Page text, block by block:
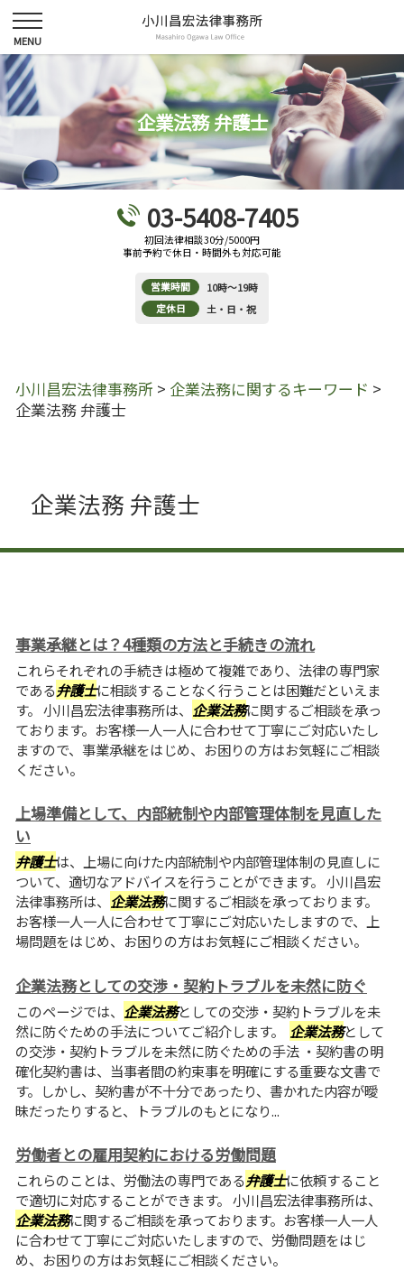
企業法務 弁護士
03-5408-7405
初回法律相談30分/5000円
事前予約で休日・時間外も対応可能
営業時間
10時～19時
定休日
土・日・祝
小川昌宏法律事務所 > 企業法務に関するキーワード >
企業法務 弁護士
企業法務 弁護士
事業承継とは？4種類の方法と手続きの流れ
これらそれぞれの手続きは極めて複雑であり、法律の専門家
である弁護士に相談することなく行うことは困難だといえま
す。 小川昌宏法律事務所は、 企業法務に関するご相談を承っ
ております。お客様一人一人に合わせて丁寧にご対応いたし
ますので、事業承継をはじめ、お困りの方はお気軽にご相談
ください。
上場準備として、内部統制や内部管理体制を見直した
い
弁護士は、上場に向けた内部統制や内部管理体制の見直しに
ついて、適切なアドバイスを行うことができます。 小川昌宏
法律事務所は、 企業法務に関するご相談を承っております。
お客様一人一人に合わせて丁寧にご対応いたしますので、上
場問題をはじめ、お困りの方はお気軽にご相談ください。
企業法務としての交渉・契約トラブルを未然に防ぐ
このページでは、 企業法務としての交渉・契約トラブルを未
然に防ぐための手法についてご紹介します。 企業法務として
の交渉・契約トラブルを未然に防ぐための手法 ・契約書の明
確化契約書は、当事者間の約束事を明確にする重要な文書で
す。しかし、契約書が不十分であったり、書かれた内容が曖
昧だったりすると、トラブルのもとになり...
労働者との雇用契約における労働問題
これらのことは、労働法の専門である弁護士に依頼すること
で適切に対応することができます。 小川昌宏法律事務所は、
企業法務に関するご相談を承っております。お客様一人一人
に合わせて丁寧にご対応いたしますので、労働問題をはじ
め、お困りの方はお気軽にご相談ください。